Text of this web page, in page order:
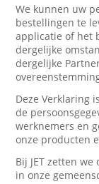
We kunnen uw
bestellingen te
applicatie of het
dergelijke
dergelijke
Deze Verklaring
de
werknemers en
onze producten
Bij JET zetten
in onze